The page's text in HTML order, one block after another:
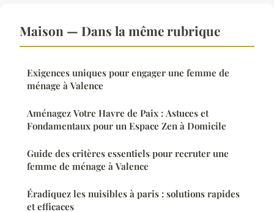
Maison — Dans la même rubrique
Exigences uniques pour engager une femme de
ménage à Valence
Aménagez Votre Havre de Paix : Astuces et
Fondamentaux pour un Espace Zen à Domicile
Guide des critères essentiels pour recruter une
femme de ménage à Valence
Éradiquez les nuisibles à paris : solutions rapides
et efficaces